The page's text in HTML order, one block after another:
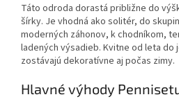
Táto odroda dorastá približne do
šírky. Je vhodná ako solitér, do
moderných záhonov, k chodníkom,
ladených výsadieb. Kvitne od leta do
zostávajú dekoratívne aj počas zimy.
Hlavné výhody